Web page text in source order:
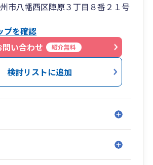
の事情やビジネスの状況を深く理
を大切にしたパートナーシップを
正確な対応を心掛け、お客様の不
めのサポート体制を整えていま
る疑問や問題があれば、いつでも
。我々はその解決に向けて全力で
一のサービスで、皆様の信頼に応
束します。
市八幡西区陣原３丁目８番２１号
プを確認
問い合わせ
紹介無料
検討リストに追加